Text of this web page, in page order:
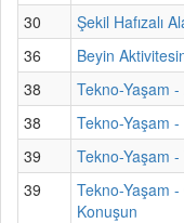
30
Şekil Hafızalı
36
Beyin
38
Tekno-Yaşam -
38
Tekno-Yaşam
39
Tekno-Yaşam -
39
Tekno-Yaşam
Konuşun